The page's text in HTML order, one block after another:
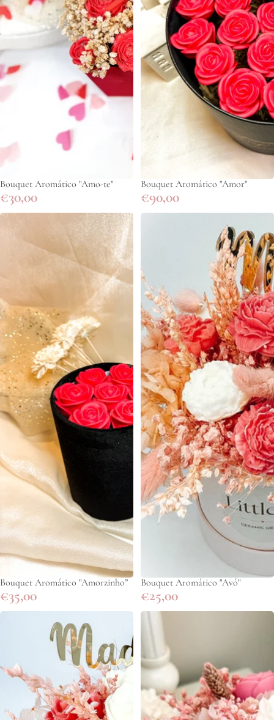
Bouquet Aromático "Amo-te"
€30,00
Bouquet Aromático "Amor"
€90,00
Bouquet Aromático "Amorzinho”
€35,00
Bouquet Aromático "Avó"
€25,00